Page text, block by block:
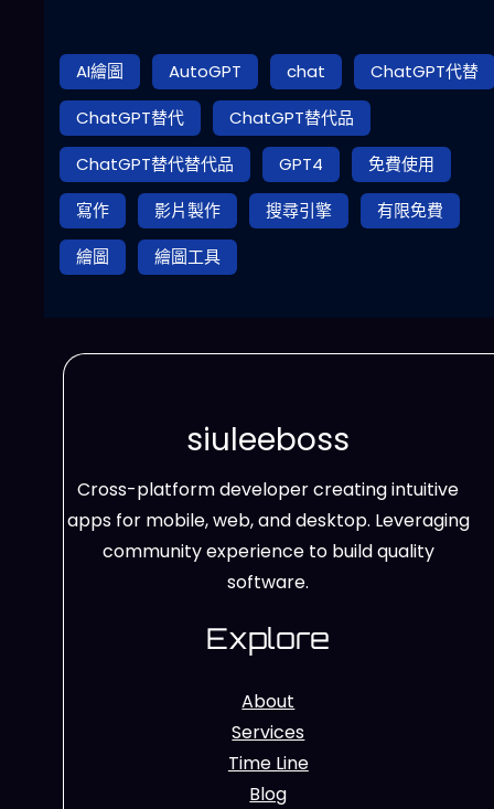
AI繪圖 AutoGPT chat
ChatGPT代替
ChatGPT替代
ChatGPT替代品
ChatGPT替代替代品
GPT4
免費使用
寫作
影片製作 搜尋引擎
有限免費
繪圖
繪圖工具
siuleeboss
Cross-platform developer creating intuitive
apps for mobile, web, and desktop. Leveraging
community experience to build quality
software.
Explore
About
Services
Time Line
Blog